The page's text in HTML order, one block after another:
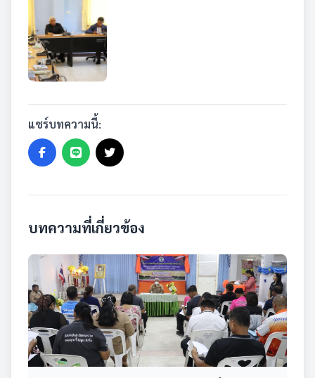
แชร์บทความนี้:
บทความที่เกี่ยวข้อง